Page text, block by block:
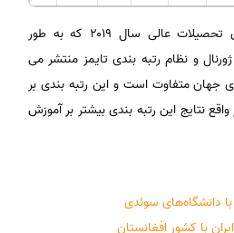
ماهیت رتبه بندی کالج های تحصیلات عالی سال ۲۰۱۹ که به طور
و نظام رتبه بندی تایمز منتشر می
جهان متفاوت است و این رتبه بندی بر
نتایج این رتبه بندی بیشتر بر آموزش
با دانشگاه‌های سوئدی
با کشور افغانستان